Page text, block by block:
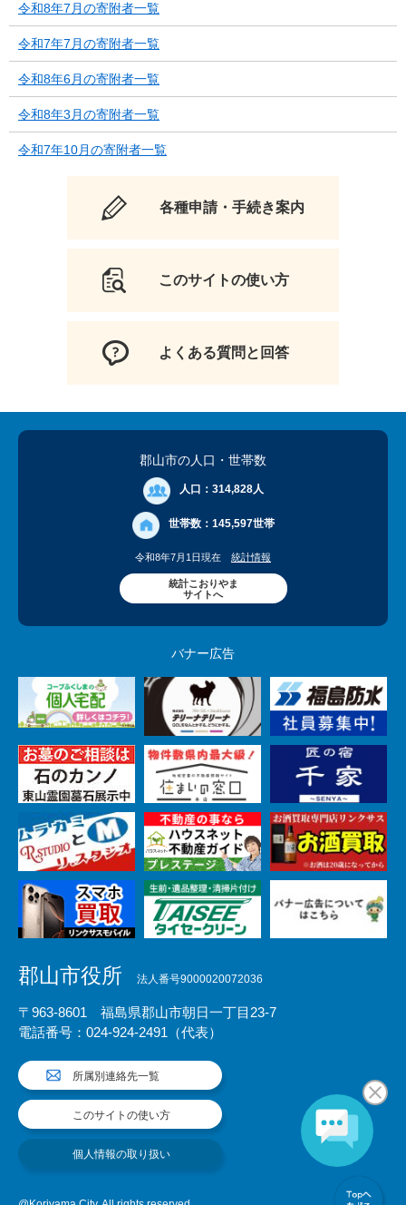
令和8年7月の寄附者一覧
令和7年7月の寄附者一覧
令和8年6月の寄附者一覧
令和8年3月の寄附者一覧
令和7年10月の寄附者一覧
各種申請・手続き案内
このサイトの使い方
よくある質問と回答
郡山市の人口 ・世帯数
人口： 314,828人
世帯数： 145,597世帯
令和8年7月1日現在 統計情報
統計こおりやま
サイトへ
バナー広告
郡山市役所 法人番号9000020072036
〒963-8601 福島県郡山市朝日一丁目23-7
電話番号：024-924-2491（代表）
所属別連絡先一覧
このサイトの使い方
個人情報の取り扱い